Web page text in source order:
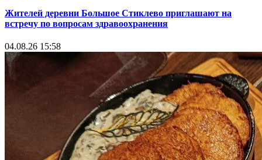
Жителей деревни Большое Стиклево приглашают на
встречу по вопросам здравоохранения
04.08.26 15:58